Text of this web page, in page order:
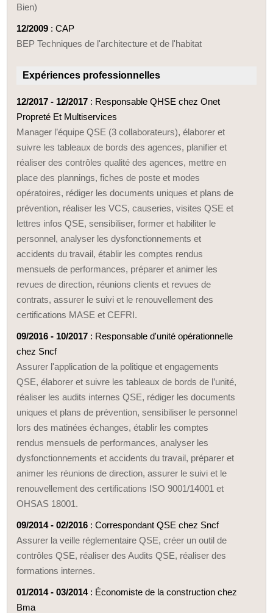
Bien)
12/2009 : CAP
BEP Techniques de l'architecture et de l'habitat
Expériences professionnelles
12/2017 - 12/2017 : Responsable QHSE chez Onet
Propreté Et Multiservices
Manager l’équipe QSE (3 collaborateurs), élaborer et
suivre les tableaux de bords des agences, planifier et
réaliser des contrôles qualité des agences, mettre en
place des plannings, fiches de poste et modes
opératoires, rédiger les documents uniques et plans de
prévention, réaliser les VCS, causeries, visites QSE et
lettres infos QSE, sensibiliser, former et habiliter le
personnel, analyser les dysfonctionnements et
accidents du travail, établir les comptes rendus
mensuels de performances, préparer et animer les
revues de direction, réunions clients et revues de
contrats, assurer le suivi et le renouvellement des
certifications MASE et CEFRI.
09/2016 - 10/2017 : Responsable d'unité opérationnelle
chez Sncf
Assurer l'application de la politique et engagements
QSE, élaborer et suivre les tableaux de bords de l’unité,
réaliser les audits internes QSE, rédiger les documents
uniques et plans de prévention, sensibiliser le personnel
lors des matinées échanges, établir les comptes
rendus mensuels de performances, analyser les
dysfonctionnements et accidents du travail, préparer et
animer les réunions de direction, assurer le suivi et le
renouvellement des certifications ISO 9001/14001 et
OHSAS 18001.
09/2014 - 02/2016 : Correspondant QSE chez Sncf
Assurer la veille réglementaire QSE, créer un outil de
contrôles QSE, réaliser des Audits QSE, réaliser des
formations internes.
01/2014 - 03/2014: Économiste de la construction chez
Bma